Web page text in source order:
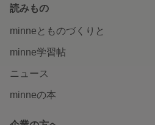
読みもの
minneとものづくりと
minne学習帖
ニュース
minneの本